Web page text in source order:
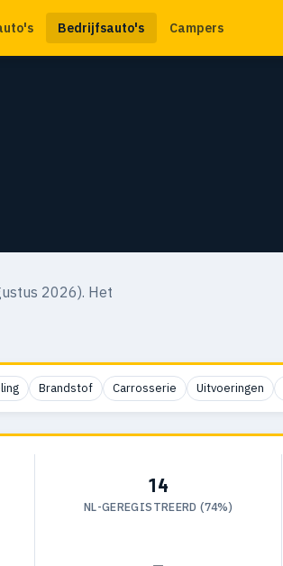
Bedrijfsauto's Campers
2026). Het
Brandstof Carrosserie Uitvoeringen
14
NL-GEREGISTREERD (74%)